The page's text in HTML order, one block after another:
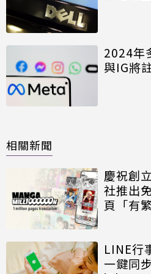
2024年
與IG將
相關新聞
慶祝創
社推出
頁「有
LINE行
一鍵同